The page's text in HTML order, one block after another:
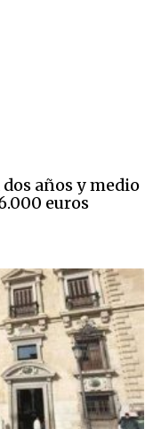
años y medio
euros